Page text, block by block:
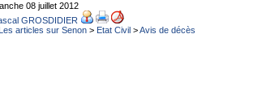
08 juillet 2012
GROSDIDIER
Les articles sur Senon > Etat Civil >Avis de décès